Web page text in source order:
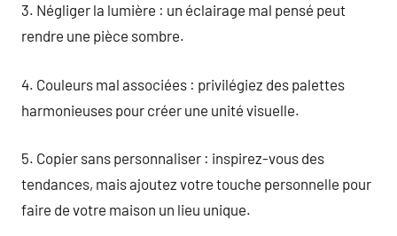
3. Négliger la lumière : un éclairage mal pensé peut
rendre une pièce sombre.
4. Couleurs mal associées : privilégiez des palettes
harmonieuses pour créer une unité visuelle.
5. Copier sans personnaliser : inspirez-vous des
tendances, mais ajoutez votre touche personnelle pour
faire de votre maison un lieu unique.